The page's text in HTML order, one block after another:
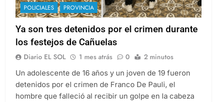
POLICIALES PROVINCIA
Ya son tres detenidos por el crimen durante
los festejos de Cañuelas
Diario EL SOL 1 mes atrás 0 2 minutos
Un adolescente de 16 años y un joven de 19 fueron
detenidos por el crimen de Franco De Pauli, el
hombre que falleció al recibir un golpe en la cabeza